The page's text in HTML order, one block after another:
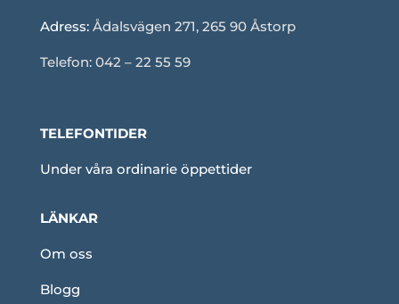
Adress: Ådalsvägen 271, 265 90 Åstorp
Telefon: 042 – 22 55 59
TELEFONTIDER
Under våra ordinarie öppettider
LÄNKAR
Om oss
Blogg